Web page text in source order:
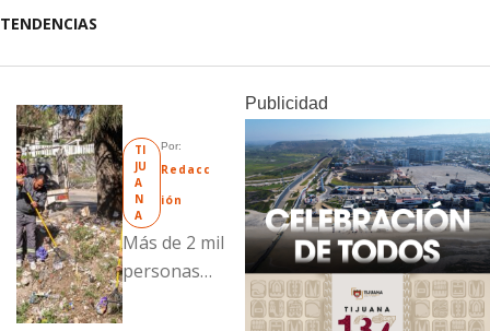
TENDENCIAS
TI
JU
A
N
A
Por:
Redacc
ión
Más de 2 mil
personas
Publicidad